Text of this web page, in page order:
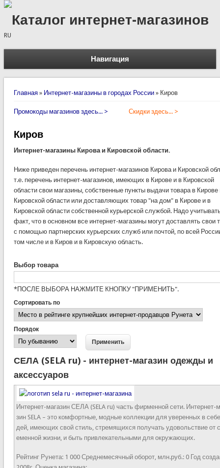
Каталог интернет-магазинов
RU
Навигация
Вы здесь
Главная » Интернет-магазины в городах России » Киров
Промокоды магазинов здесь... > Скидки здесь... >
Киров
Интернет-магазины Кирова и Кировской области.
Ниже приведен перечень интернет-магазинов Кирова и Кировской
т.е. перечень интернет-магазинов, имеющих в Кирове и в Кировской
области свои магазины, собственные пункты выдачи товара в Кирове
Кировской области или доставляющих товар "на дом" в Кирове и в
Кировской области собственной курьерской службой. Надо
факт, что в основном все интернет-магазины могут доставлять свои
с помощью партнерских курьерских служб или почтой, по всей
том числе и в Киров и в Кировскую область.
Выбор товара
*ПОСЛЕ ВЫБОРА НАЖМИТЕ КНОПКУ "ПРИМЕНИТЬ".
Сортировать по
Порядок
СЕЛА (SELA ru) - интернет-магазин одежды и
аксессуаров
Интернет-магазин СЕЛА (SELA ru) часть фирменной сети. Интернет-
зин SELA – это комфортные, модные коллекции для уверенных в
дей, имеющих свой стиль, стремящихся получать удовольствие от
еменной жизни, и быть привлекательными для окружающих.
Рейтинг Рунета: 1 000 Среднемесячный оборот, млн.руб.: 0 Год